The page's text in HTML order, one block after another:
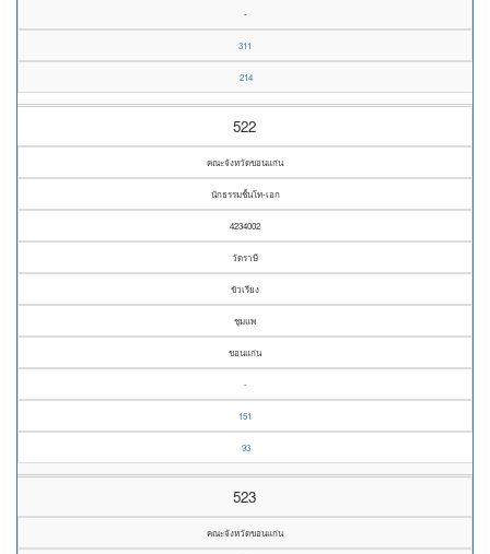
-
311
214
522
คณะจังหวัดขอนแก่น
นักธรรมชั้นโท-เอก
4234002
วัดราษี
ขัวเรียง
ชุมแพ
ขอนแก่น
-
151
93
523
คณะจังหวัดขอนแก่น